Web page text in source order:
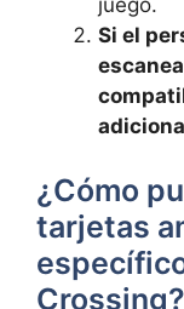
Si el
¿Cómo
tarjetas
Crossing?